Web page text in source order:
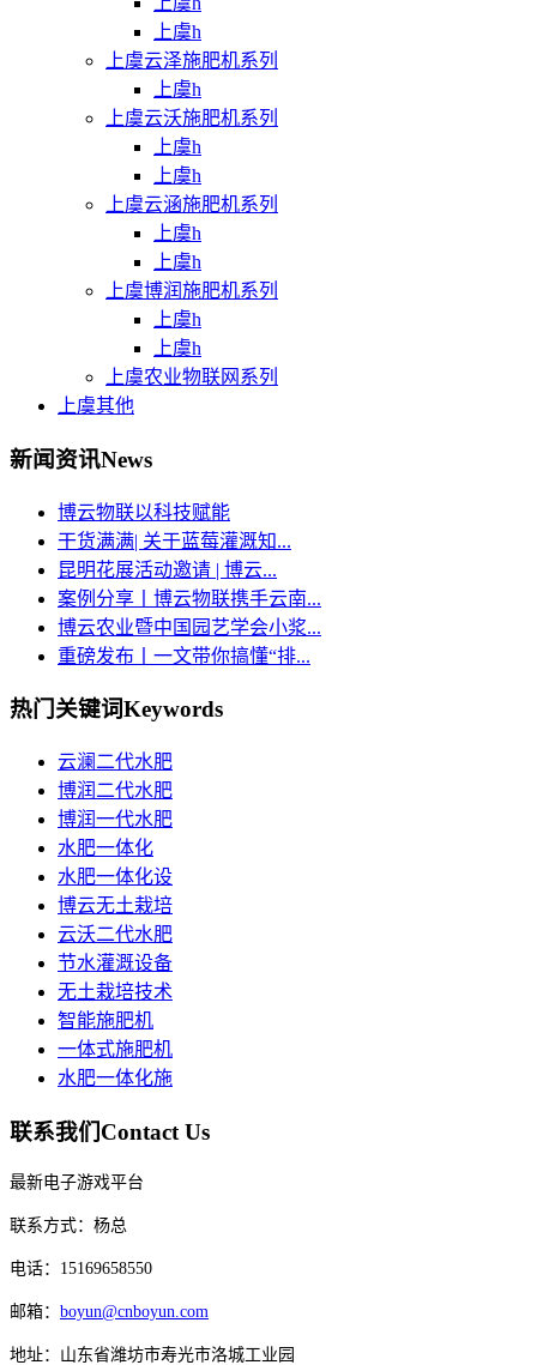
上虞h
上虞云泽施肥机系列
上虞h
上虞云沃施肥机系列
上虞h
上虞h
上虞云涵施肥机系列
上虞h
上虞h
上虞博润施肥机系列
上虞h
上虞h
上虞农业物联网系列
上虞其他
新闻资讯News
博云物联以科技赋能
干货满满| 关于蓝莓灌溉知...
昆明花展活动邀请 | 博云...
案例分享丨博云物联携手云南...
博云农业暨中国园艺学会小浆...
重磅发布丨一文带你搞懂“排...
热门关键词Keywords
云澜二代水肥
博润二代水肥
博润一代水肥
水肥一体化
水肥一体化设
博云无土栽培
云沃二代水肥
节水灌溉设备
无土栽培技术
智能施肥机
一体式施肥机
水肥一体化施
联系我们Contact Us
最新电子游戏平台
联系方式：杨总
电话：15169658550
邮箱： boyun@cnboyun.com
地址：山东省潍坊市寿光市洛城工业园